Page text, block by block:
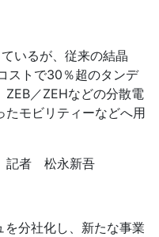
いるが、従来の結晶
ストで30％超のタンデ
ZEB／ZEHなどの分散電
たモビリティーなどへ用
記者 松永新吾
分社化し、新たな事業